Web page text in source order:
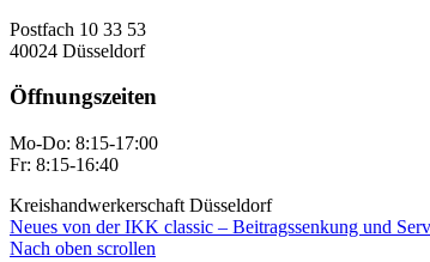
Postfach 10 33 53
40024 Düsseldorf
Öffnungszeiten
Mo-Do: 8:15-17:00
Fr: 8:15-16:40
Kreishandwerkerschaft Düsseldorf
Neues von der IKK classic – Beitragssenkung und
Nach oben scrollen